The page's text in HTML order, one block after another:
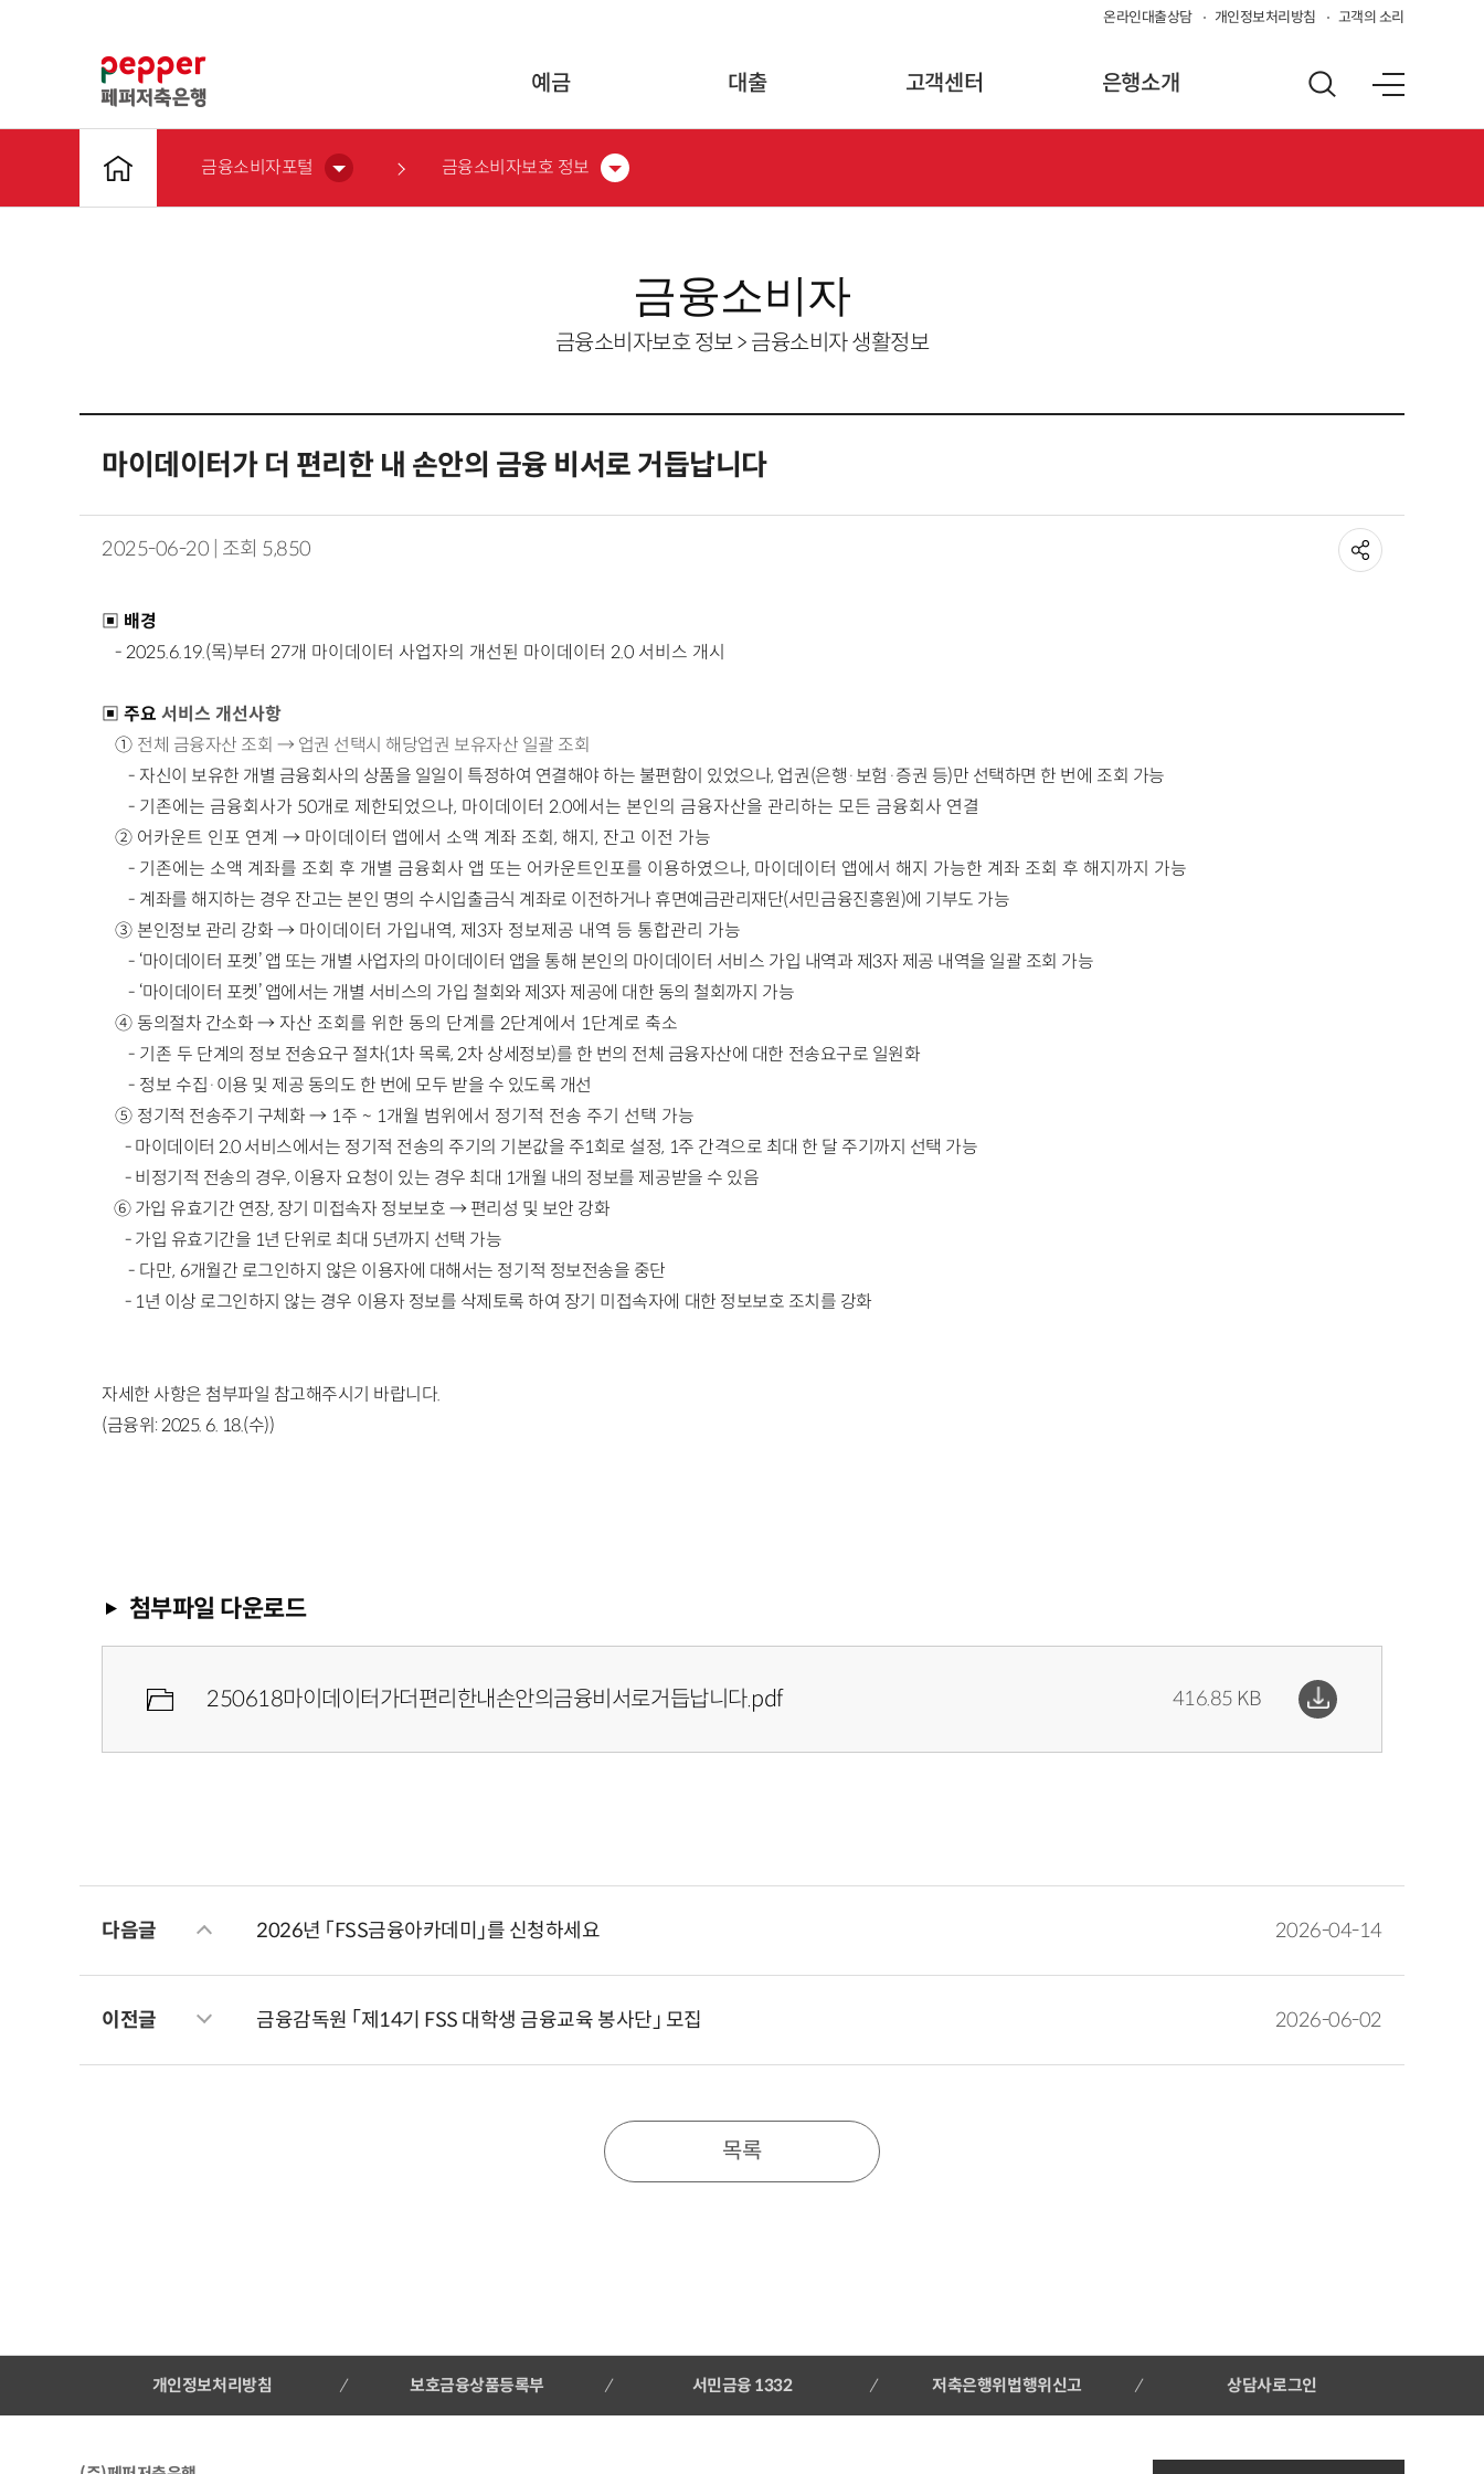
온라인대출상담 개인정보처리방침 고객의 소리
예금 대출 고객센터 은행소개
금융소비자포털 금융소비자보호 정보
금융소비자
금융소비자보호 정보 > 금융소비자 생활정보
마이데이터가 더 편리한 내 손안의 금융 비서로 거듭납니다
2025-06-20 | 조회 5,850
▣ 배경
-2025.6.19.(목)부터 27개 마이데이터 사업자의 개선된 마이데이터 2.0 서비스 개시
▣ 주요 서비스 개선사항
① 전체 금융자산 조회 → 업권 선택시 해당업권 보유자산 일괄 조회
- 자신이 보유한 개별 금융회사의 상품을 일일이 특정하여 연결해야 하는 불편함이 있었으나, 업권(은행·보험·증권 등)만 선택하면 한 번에 조회 가능
- 기존에는 금융회사가 50개로 제한되었으나, 마이데이터 2.0에서는 본인의 금융자산을 관리하는 모든 금융회사 연결
② 어카운트 인포 연계 → 마이데이터 앱에서 소액 계좌 조회, 해지, 잔고 이전 가능
- 기존에는 소액 계좌를 조회 후 개별 금융회사 앱 또는 어카운트인포를 이용하였으나, 마이데이터 앱에서 해지 가능한 계좌 조회 후 해지까지 가능
- 계좌를 해지하는 경우 잔고는 본인 명의 수시입출금식 계좌로 이전하거나 휴면예금관리재단(서민금융진흥원)에 기부도 가능
③ 본인정보 관리 강화→ 마이데이터 가입내역, 제3자 정보제공 내역 등 통합관리 가능
- ‘마이데이터 포켓’ 앱 또는 개별 사업자의 마이데이터 앱을 통해 본인의 마이데이터 서비스 가입 내역과 제3자 제공 내역을 일괄 조회 가능
- ‘마이데이터 포켓’ 앱에서는 개별 서비스의 가입 철회와 제3자 제공에 대한 동의 철회까지 가능
④ 동의절차 간소화→ 자산 조회를 위한 동의 단계를 2단계에서 1단계로 축소
- 기존 두 단계의 정보 전송요구 절차(1차 목록, 2차 상세정보)를 한 번의 전체 금융자산에 대한 전송요구로 일원화
- 정보 수집·이용 및 제공 동의도 한 번에 모두 받을 수 있도록 개선
⑤ 정기적 전송주기 구체화→ 1주 ~ 1개월 범위에서 정기적 전송 주기 선택 가능
-마이데이터2.0 서비스에서는 정기적 전송의 주기의 기본값을 주1회로 설정, 1주 간격으로 최대 한 달 주기까지 선택 가능
- 비정기적 전송의 경우, 이용자 요청이 있는 경우 최대 1개월 내의 정보를 제공받을 수 있음
⑥가입 유효기간 연장, 장기 미접속자 정보보호→ 편리성 및 보안 강화
-가입 유효기간을 1년 단위로 최대 5년까지 선택 가능
- 다만, 6개월간 로그인하지 않은 이용자에 대해서는 정기적 정보전송을 중단
- 1년 이상 로그인하지 않는 경우 이용자 정보를 삭제토록 하여 장기 미접속자에 대한 정보보호 조치를 강화
자세한 사항은 첨부파일 참고해주시기 바랍니다.
(금융위: 2025. 6. 18.(수))
첨부파일 다운로드
250618마이데이터가더편리한내손안의금융비서로거듭납니다.pdf 416.85 KB
다음글 2026년 「FSS금융아카데미｣를 신청하세요 2026-04-14
이전글 금융감독원 ｢제14기 FSS 대학생 금융교육 봉사단｣ 모집 2026-06-02
목록
개인정보처리방침 보호금융상품등록부 서민금융 1332 저축은행위법행위신고 상담사로그인